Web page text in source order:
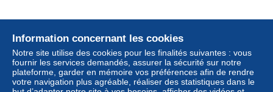
Information concernant les cookies
Notre site utilise des cookies pour les finalités suivantes : vous
fournir les services demandés, assurer la sécurité sur notre
plateforme, garder en mémoire vos préférences afin de rendre
votre navigation plus agréable, réaliser des statistiques dans le